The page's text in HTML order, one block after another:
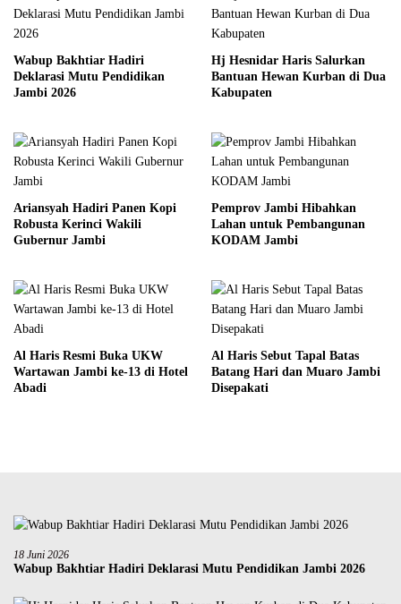
Wabup Bakhtiar Hadiri
Deklarasi Mutu Pendidikan
Jambi 2026
Hj Hesnidar Haris Salurkan
Bantuan Hewan Kurban di Dua
Kabupaten
Ariansyah Hadiri Panen Kopi
Robusta Kerinci Wakili
Gubernur Jambi
Pemprov Jambi Hibahkan
Lahan untuk Pembangunan
KODAM Jambi
Al Haris Resmi Buka UKW
Wartawan Jambi ke-13 di Hotel
Abadi
Al Haris Sebut Tapal Batas
Batang Hari dan Muaro Jambi
Disepakati
18 Juni 2026
Wabup Bakhtiar Hadiri Deklarasi Mutu Pendidikan Jambi 2026